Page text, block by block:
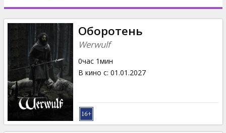
Новости
Подарки
Кинозакуски
B2B
Клуб
Оборотень
Werwulf
0час 1мин
В кино с: 01.01.2027